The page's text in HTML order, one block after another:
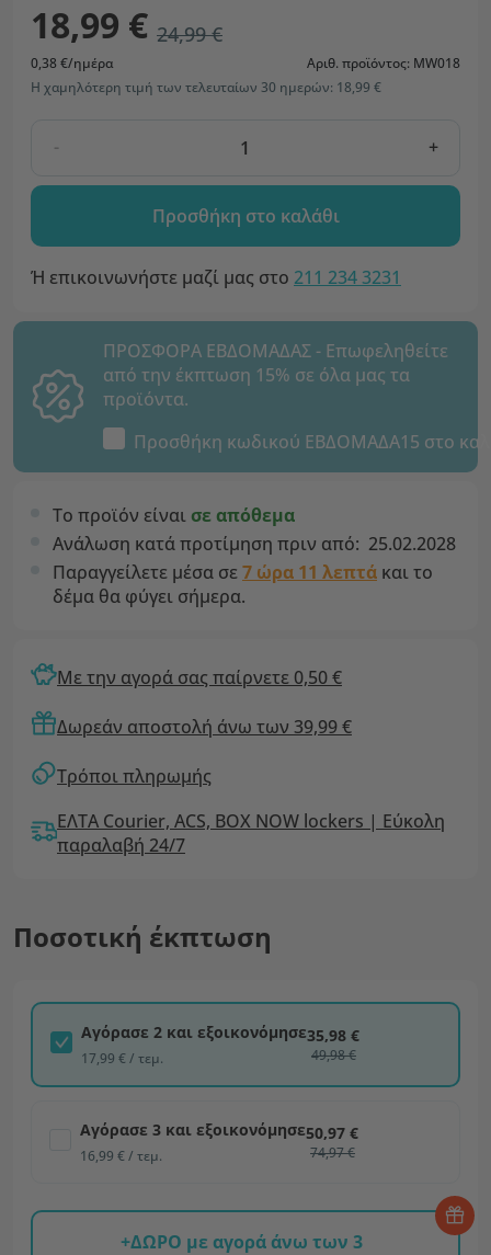
18,99 € 24,99 €
0,38 €/ημέρα
Αριθ. προϊόντος: MW018
Η χαμηλότερη τιμή των τελευταίων 30 ημερών: 18,99 €
- +
Προσθήκη στο καλάθι
Ή επικοινωνήστε μαζί μας στο 211 234 3231
ΠΡΟΣΦΟΡΑ ΕΒΔΟΜΑΔΑΣ - Επωφεληθείτε
από την έκπτωση 15% σε όλα μας τα
προϊόντα.
Προσθήκη κωδικού ΕΒΔΟΜΑΔΑ15 στο
Το προϊόν είναι σε απόθεμα
Ανάλωση κατά προτίμηση πριν από: 25.02.2028
Παραγγείλετε μέσα σε7 ώρα 11 λεπτά και το
δέμα θα φύγει σήμερα.
Με την αγορά σας παίρνετε 0,50 €
Δωρεάν αποστολή άνω των 39,99 €
Τρόποι πληρωμής
ΕΛΤΑ Courier, ACS, BOX NOW lockers | Εύκολη
παραλαβή 24/7
Ποσοτική έκπτωση
Αγόρασε 2 και εξοικονόμησε
17,99 € / τεμ.
35,98 €
49,98 €
Αγόρασε 3 και εξοικονόμησε
16,99 € / τεμ.
50,97 €
74,97 €
+ΔΩΡΟ με αγορά άνω των 3